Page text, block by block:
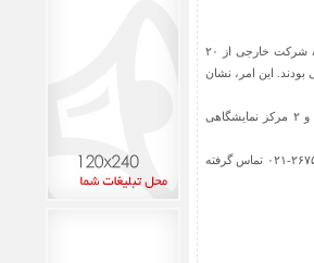
این نمایشگاه از سال ۲۰۰۸ در شهر مسکو برگزار می‌شود. پیش بینی می‌شود در نمایشگاه امسال بیش از ۱۸۰ غرفه مشتمل بر ۱۱۰ شرکت روسی و ۸۰ شرکت خارجی از ۲۰
از حوزه‌های مختلف صنعتی بودند. این امر، نشان
دهمین دوره این نمایشگاه از ۲۸ فوریه تا ۲ مارس ۲۰۱۷ (سه شنبه ۱۰ تا پنجشنبه ۱۲ اسفند ماه ۱۳۹۵) در فضایی بالغ بر ۶۰۰۰ مترمربع در سالن‌های ۱ و ۲ مرکز نمایشگاهی
شرکت‌های دانش‌بنیان این حوزه که تمایل دارند در نمایشگاه فوق شرکت نموده و غرفه داشته باشند، می‌توانند تا ۱۵ دیماه، با دبیرخانه ستاد به شماره ۲۶۷۵۰۴۶۹-۰۲۱ تماس گرفته